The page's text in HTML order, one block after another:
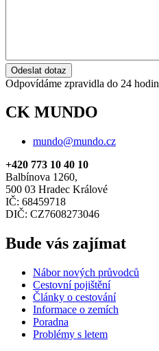
Odeslat dotaz
Odpovídáme zpravidla do 24 hodin
CK MUNDO
mundo@mundo.cz
+420 773 10 40 10
Balbínova 1260,
500 03 Hradec Králové
IČ: 68459718
DIČ: CZ7608273046
Bude vás zajímat
Nábor nových průvodců
Cestovní pojištění
Články o cestování
Informace o zemích
Poradna
Problémy s letem